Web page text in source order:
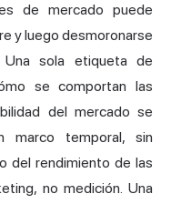
de mercado puede
y luego desmoronarse
sola etiqueta de
se comportan las
del mercado se
marco temporal, sin
del rendimiento de las
no medición. Una